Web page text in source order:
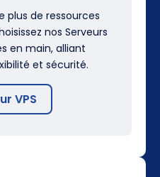
plus de ressources
nos Serveurs
en main, alliant
et sécurité.
VPS